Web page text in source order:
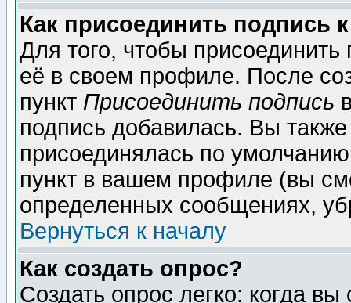
Как присоединить подпись
Для того, чтобы
её в своем профиле. После
пункт Присоединить подпись
подпись добавилась. Вы
присоединялась по
пункт в вашем профиле (вы
определенных сообщениях,
Вернуться к началу
Как создать опрос?
Создать опрос легко: когда